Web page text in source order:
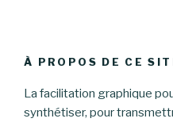
À PROPOS DE CE
La facilitation graphique
synthétiser, pour